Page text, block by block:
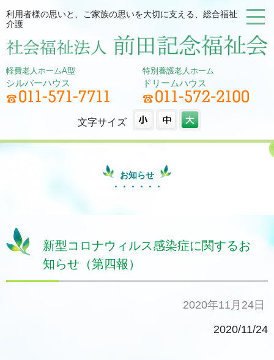
利用者様の思いと、ご家族の思いを大切に支える、総合福祉
介護
軽費老人ホームA型
シルバーハウス
特別養護老人ホーム
ドリームハウス
文字サイズ
お知らせ
新型コロナウィルス感染症に関するお
知らせ（第四報）
2020年11月24日
2020/11/24